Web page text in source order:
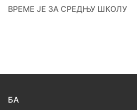
ВРЕМЕ ЈЕ ЗА СРЕДЊУ ШКОЛУ
БА